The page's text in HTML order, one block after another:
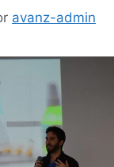
avanz-admin